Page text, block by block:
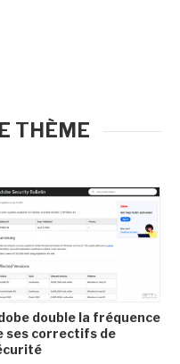
THÈME
double la fréquence
ses correctifs de